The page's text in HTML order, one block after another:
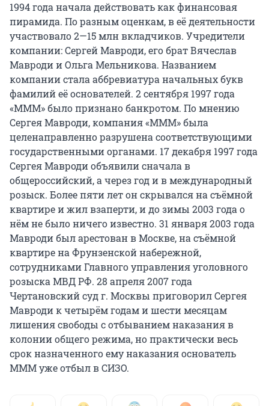
1994 года начала действовать как финансовая
пирамида. По разным оценкам, в её деятельности
участвовало 2—15 млн вкладчиков. Учредители
компании: Сергей Мавроди, его брат Вячеслав
Мавроди и Ольга Мельникова. Названием
компании стала аббревиатура начальных букв
фамилий её основателей. 2 сентября 1997 года
«МММ» было признано банкротом. По мнению
Сергея Мавроди, компания «МММ» была
целенаправленно разрушена соответствующими
государственными органами. 17 декабря 1997 года
Сергея Мавроди объявили сначала в
общероссийский, а через год и в международный
розыск. Более пяти лет он скрывался на съёмной
квартире и жил взаперти, и до зимы 2003 года о
нём не было ничего известно. 31 января 2003 года
Мавроди был арестован в Москве, на съёмной
квартире на Фрунзенской набережной,
сотрудниками Главного управления уголовного
розыска МВД РФ. 28 апреля 2007 года
Чертановский суд г. Москвы приговорил Сергея
Мавроди к четырём годам и шести месяцам
лишения свободы с отбыванием наказания в
колонии общего режима, но практически весь
срок назначенного ему наказания основатель
МММ уже отбыл в СИЗО.